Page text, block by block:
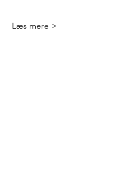
Læs mere >